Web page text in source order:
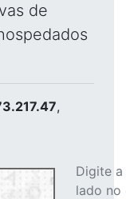
de
,
Digite
lado no